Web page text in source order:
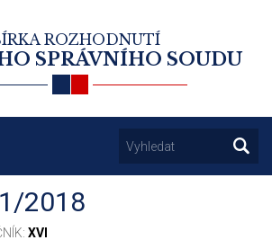
ROZHODNUTÍ
SPRÁVNÍHO SOUDU
2018
XVI